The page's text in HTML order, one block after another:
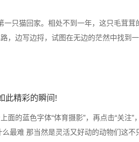
一只猫回家。相处不到一年，这只毛茸
，边写边捋，试图在无边的茫然中找到
此精彩的瞬间!
面的蓝色字体“体育摄影”，再点击“关
最难 那当然是灵活又好动的动物们这